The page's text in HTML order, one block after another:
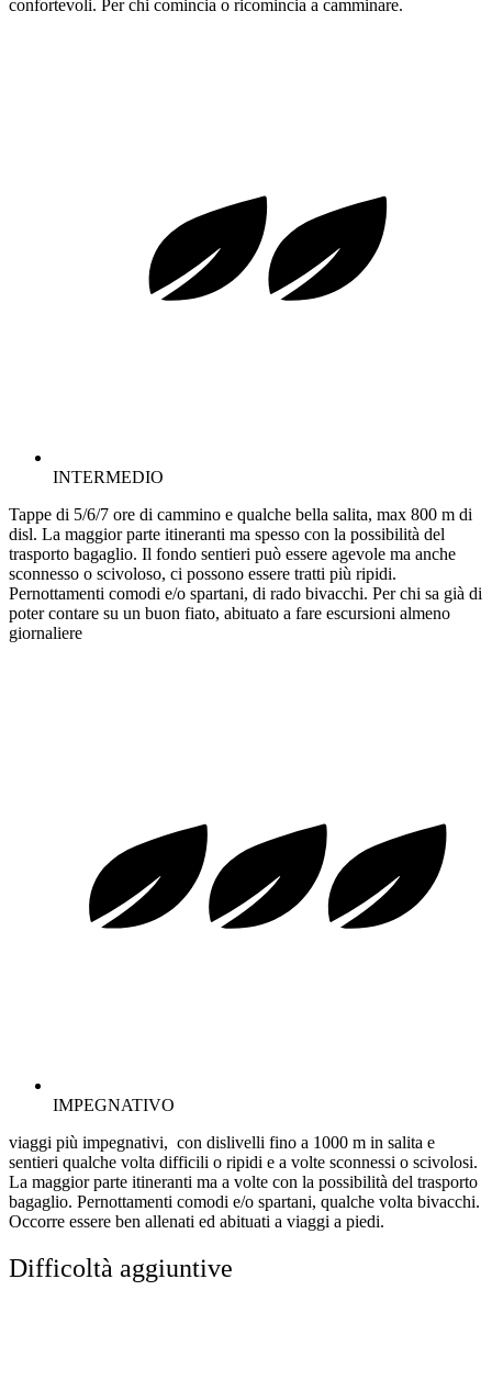
confortevoli. Per chi comincia o ricomincia a camminare.
INTERMEDIO
Tappe di 5/6/7 ore di cammino e qualche bella salita, max 800 m di
disl. La maggior parte itineranti ma spesso con la possibilità del
trasporto bagaglio. Il fondo sentieri può essere agevole ma anche
sconnesso o scivoloso, ci possono essere tratti più ripidi.
Pernottamenti comodi e/o spartani, di rado bivacchi. Per chi sa già di
poter contare su un buon fiato, abituato a fare escursioni almeno
giornaliere
IMPEGNATIVO
viaggi più impegnativi, con dislivelli fino a 1000 m in salita e
sentieri qualche volta difficili o ripidi e a volte sconnessi o scivolosi.
La maggior parte itineranti ma a volte con la possibilità del trasporto
bagaglio. Pernottamenti comodi e/o spartani, qualche volta bivacchi.
Occorre essere ben allenati ed abituati a viaggi a piedi.
Difficoltà aggiuntive